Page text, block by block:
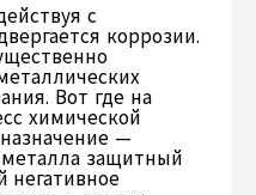
с
коррозии.
Вот где на
химической
—
металла защитный